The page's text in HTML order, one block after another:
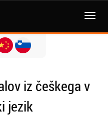
MENI
iz češkega v
jezik